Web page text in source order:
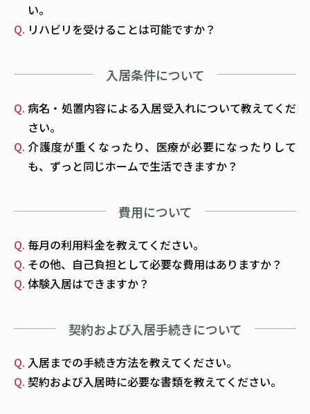
い。
リハビリを受けることは可能ですか？
入居条件について
病名・処置内容による入居受入れについて教えてくだ
さい。
介護度が重くなったり、医療が必要になったりして
も、ずっと同じホームで生活できますか？
費用について
毎月の利用料金を教えてください。
その他、自己負担として必要な費用はありますか？
体験入居はできますか？
契約および入居手続きについて
入居までの手続き方法を教えてください。
契約および入居時に必要な書類を教えてください。